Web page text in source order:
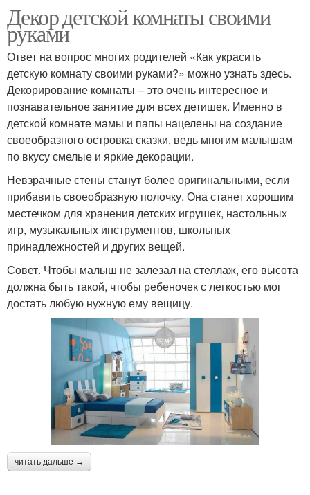
Декор детской комнаты своими
руками
Ответ на вопрос многих родителей «Как украсить
детскую комнату своими руками?» можно узнать здесь.
Декорирование комнаты – это очень интересное и
познавательное занятие для всех детишек. Именно в
детской комнате мамы и папы нацелены на создание
своеобразного островка сказки, ведь многим малышам
по вкусу смелые и яркие декорации.
Невзрачные стены станут более оригинальными, если
прибавить своеобразную полочку. Она станет хорошим
местечком для хранения детских игрушек, настольных
игр, музыкальных инструментов, школьных
принадлежностей и других вещей.
Совет. Чтобы малыш не залезал на стеллаж, его высота
должна быть такой, чтобы ребеночек с легкостью мог
достать любую нужную ему вещицу.
читать дальше →